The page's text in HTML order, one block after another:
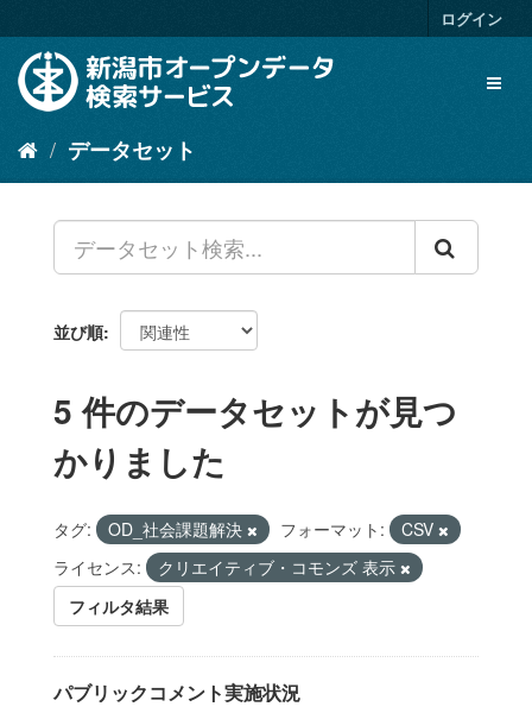
キ
容
ログイン
データセット
並び順
5 件のデータセットが見つ
かりました
タグ: OD_社会課題解決 フォーマット:
CSV
ライセンス:
クリエイティブ・コモンズ 表示
フィルタ結果
パブリックコメント実施状況